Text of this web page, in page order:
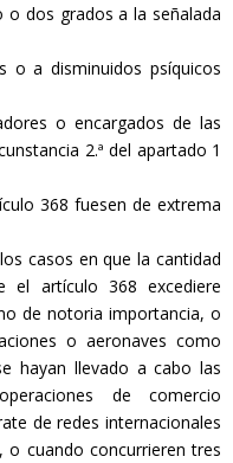
o dos grados a la señalada
o a disminuidos psíquicos
o encargados de las
2.ª del apartado 1
368 fuesen de extrema
casos en que la cantidad
el artículo 368 excediere
de notoria importancia, o
o aeronaves como
hayan llevado a cabo las
de comercio
de redes internacionales
o cuando concurrieren tres